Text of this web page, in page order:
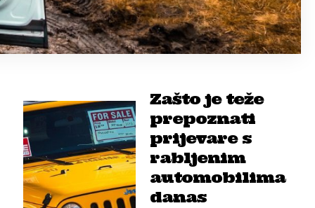
Zašto je teže
prepoznati
prijevare s
rabljenim
automobilima
danas